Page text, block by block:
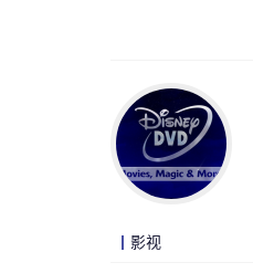
影视